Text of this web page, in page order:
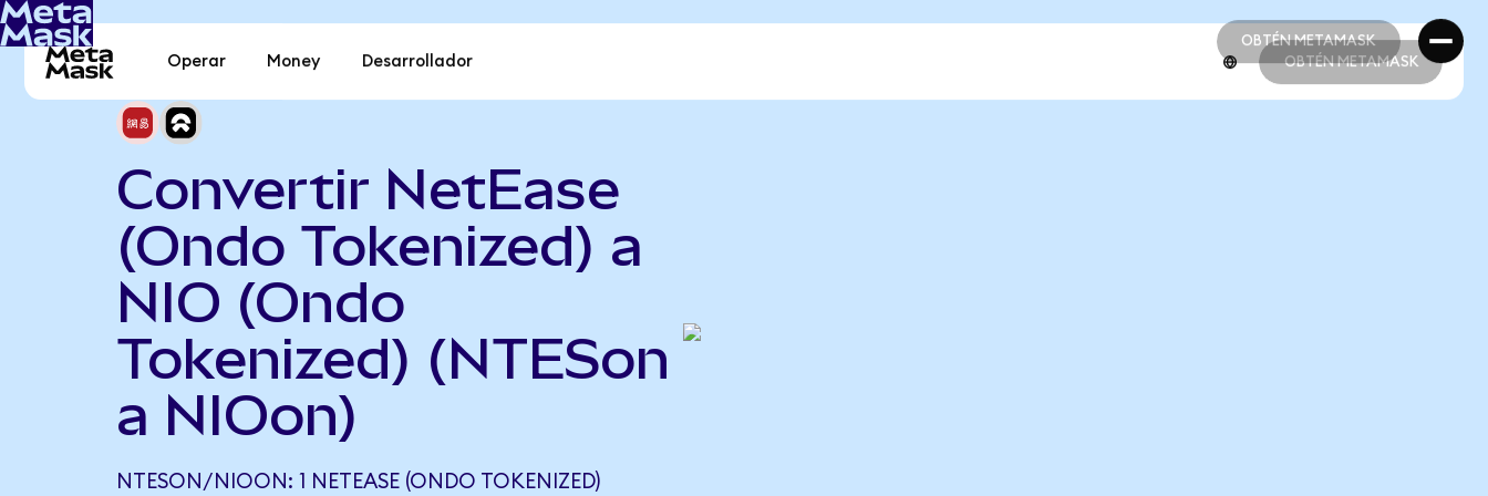
OBTÉN METAMASK
OBTÉN METAMASK
Operar Money Desarrollador OBTÉN METAMASK
Convertir NetEase
(Ondo Tokenized) a
NIO (Ondo
Tokenized) (NTESon
a NIOon)
NTESON/NIOON: 1 NETEASE (ONDO TOKENIZED)